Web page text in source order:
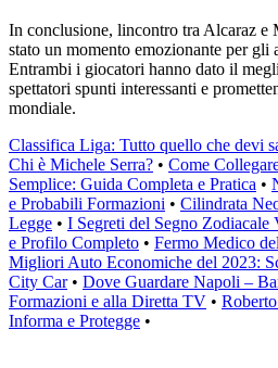
In conclusione, lincontro tra Alcaraz e
stato un momento emozionante per gli
Entrambi i giocatori hanno dato il
spettatori spunti interessanti e
mondiale.
Classifica Liga: Tutto quello che devi
Chi è Michele Serra? • Come
Semplice: Guida Completa e Pratica •
e Probabili Formazioni • Cilindrata
Legge • I Segreti del Segno Zodiacale
e Profilo Completo • Fermo Medico
Migliori Auto Economiche del 2023:
City Car• Dove Guardare Napoli –
Formazioni e alla Diretta TV •
Informa e Protegge •